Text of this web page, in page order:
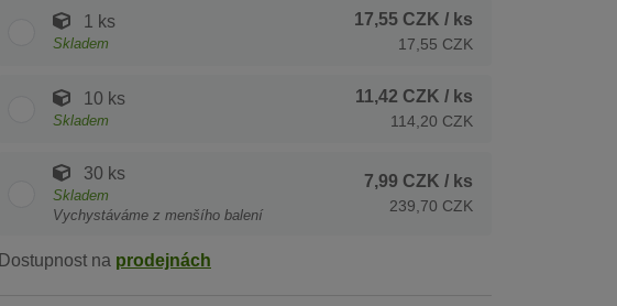
1 ks
Skladem
17,55 CZK / ks
17,55 CZK
10 ks
Skladem
11,42 CZK / ks
114,20 CZK
30 ks
Skladem
Vychystáváme z menšího balení
7,99 CZK / ks
239,70 CZK
Dostupnost na prodejnách